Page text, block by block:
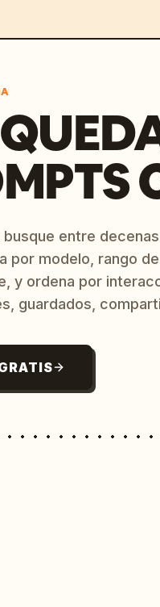
busque entre
por modelo, rango
y ordena por
guardados,